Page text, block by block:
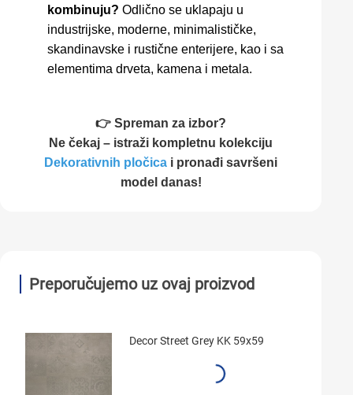
kombinuju? Odlično se uklapaju u
industrijske, moderne, minimalističke,
skandinavske i rustične enterijere, kao i sa
elementima drveta, kamena i metala.
👉 Spreman za izbor?
Ne čekaj – istraži kompletnu kolekciju
Dekorativnih pločica i pronađi savršeni
model danas!
Preporučujemo uz ovaj proizvod
Decor Street Grey KK 59x59